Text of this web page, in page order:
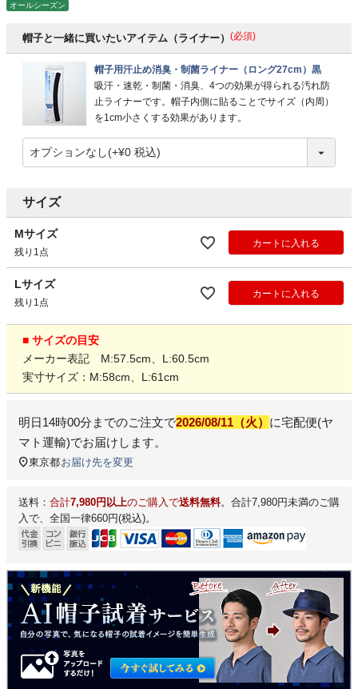
オールシーズン
帽子と一緒に買いたいアイテム（ライナー） (必須)
帽子用汗止め消臭・制菌ライナー（ロング27cm）黒
吸汗・速乾・制菌・消臭、4つの効果が得られる汚れ防
止ライナーです。帽子内側に貼ることでサイズ（内周）
を1cm小さくする効果があります。
サイズ
Mサイズ
残り1点
カートに入れる
Lサイズ
残り1点
カートに入れる
■ サイズの目安
メーカー表記 M:57.5cm、L:60.5cm
実寸サイズ：M:58cm、L:61cm
明日14時00分 までのご注文で2026/08/11（火） に宅配便(ヤ
マト運輸)でお届けします。
東京都お届け先を変更
送料： 合計7,980円以上のご購入で送料無料。合計7,980円未満のご購
入で、全国一律660円(税込)。